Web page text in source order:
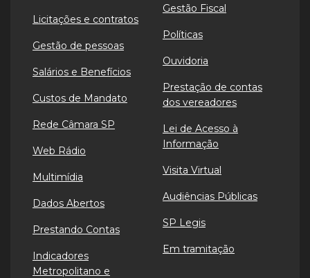
Licitações e contratos
Gestão de pessoas
Salários e Benefícios
Custos de Mandato
Rede Câmara SP
Web Rádio
Multimídia
Dados Abertos
Prestando Contas
Indicadores
Metropolitano e
Gestão Fiscal
Políticas
Ouvidoria
Prestação de contas
dos vereadores
Lei de Acesso à
Informação
Visita Virtual
Audiências Públicas
SP Legis
Em tramitação